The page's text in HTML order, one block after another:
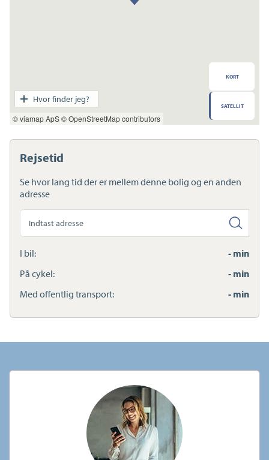
Rejsetid
Se hvor lang tid der er mellem denne bolig og en anden
adresse
Søg
anden
adresse
I bil:
- min
På cykel:
- min
Med offentlig transport:
- min
© viamap ApS© OpenStreetMap contributors
KORT
SATELLIT
Hvor finder jeg?
Transport
Indkøb
Daginstitution
Skole
Sundhed
Ladestandere
Lynladere